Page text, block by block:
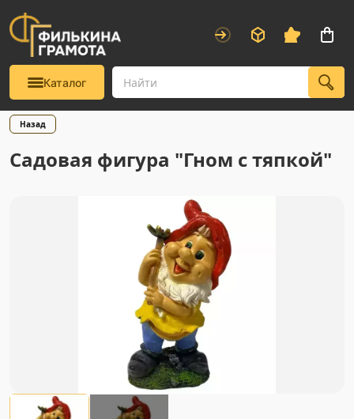
Каталог
Назад
Садовая фигура "Гном с тяпкой"